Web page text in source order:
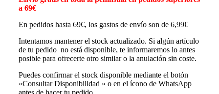
a 69€
En pedidos hasta 69€, los gastos de envío son de 6,99€
Intentamos mantener el stock actualizado. Si algún artículo
de tu pedido no está disponible, te informaremos lo antes
posible para ofrecerte otro similar o la anulación sin coste.
Puedes confirmar el stock disponible mediante el botón
«Consultar Disponibilidad » o en el ícono de WhatsApp
antes de hacer tu pedido.